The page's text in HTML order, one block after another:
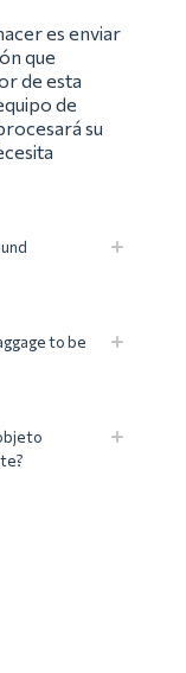
es enviar
que
de esta
de
su
to be